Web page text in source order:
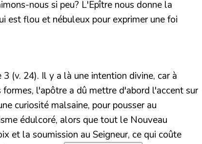
nous si peu? L'Epître nous donne la
est flou et nébuleux pour exprimer une foi
(v. 24). Il y a là une intention divine, car à
l'apôtre a dû mettre d'abord l'accent sur
curiosité malsaine, pour pousser au
édulcoré, alors que tout le Nouveau
et la soumission au Seigneur, ce qui coûte